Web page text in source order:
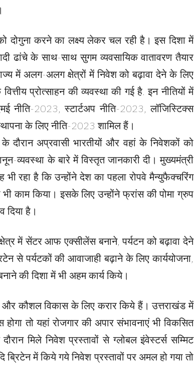
दोगुना करने का लक्ष्य लेकर चल रही है। इस दिशा में
ढांचे के साथ-साथ सुगम व्यवसायिक वातावरण तैयार
में अलग-अलग क्षेत्रों में निवेश को बढ़ावा देने के लिए
प्रोत्साहन की व्यवस्था की गई है. इन नीतियों में
नीति-2023, स्टार्टअप नीति-2023, लॉजिस्टिक्स
के लिए नीति-2023 शामिल हैं।
दौरान अप्रवासी भारतीयों और वहां के निवेशकों को
व्यवस्था के बारे में विस्तृत जानकारी दी। मुख्यमंत्री
रहा है कि उन्होंने देश का पहला रोपवे मैन्युफैक्चरिंग
काम किया। इसके लिए उन्होंने फ्रांस की पोमा ग्रुप
दिया है।
में सेंटर आफ एक्सीलेंस बनाने, पर्यटन को बढ़ावा देने
से पर्यटकों की आवाजाही बढ़ाने के लिए कार्ययोजना,
की दिशा में भी अहम कार्य किये।
और कौशल विकास के लिए करार किये हैं। उत्तराखंड में
तो यहां रोजगार की अपार संभावनाएं भी विकसित
मिले निवेश प्रस्तावों से ग्लोबल इंवेस्टर्स सम्मिट
में किये गये निवेश प्रस्तावों पर अमल हो गया तो